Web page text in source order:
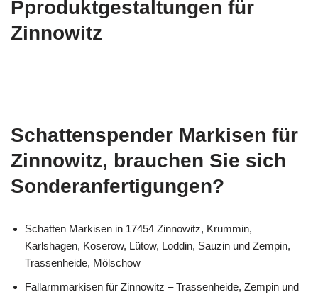
Pproduktgestaltungen für
Zinnowitz
Schattenspender Markisen für
Zinnowitz, brauchen Sie sich
Sonderanfertigungen?
Schatten Markisen in 17454 Zinnowitz, Krummin,
Karlshagen, Koserow, Lütow, Loddin, Sauzin und Zempin,
Trassenheide, Mölschow
Fallarmmarkisen für Zinnowitz – Trassenheide, Zempin und